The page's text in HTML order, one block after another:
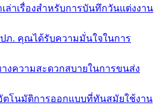
ล่าเรื่องสำหรับการบันทึกวันแต่งงาน
ภ. คุณได้รับความมั่นใจในการ
งความสะดวกสบายในการขนส่ง
ตโนมัติการออกแบบที่ทันสมัยใช้งาน